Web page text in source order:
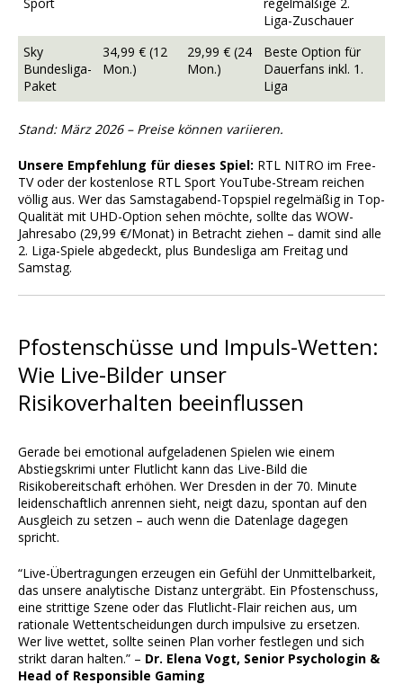
Liga-Zuschauer
Sky
Bundesliga-
Paket
34,99 € (12
Mon.)
29,99 € (24
Mon.)
Beste Option für
Dauerfans inkl. 1.
Liga
Stand: März 2026 – Preise können variieren.
Unsere Empfehlung für dieses Spiel: RTL NITRO im Free-
TV oder der kostenlose RTL Sport YouTube-Stream reichen
völlig aus. Wer das Samstagabend-Topspiel regelmäßig in Top-
Qualität mit UHD-Option sehen möchte, sollte das WOW-
Jahresabo (29,99 €/Monat) in Betracht ziehen – damit sind alle
2. Liga-Spiele abgedeckt, plus Bundesliga am Freitag und
Samstag.
Pfostenschüsse und Impuls-Wetten:
Wie Live-Bilder unser
Risikoverhalten beeinflussen
Gerade bei emotional aufgeladenen Spielen wie einem
Abstiegskrimi unter Flutlicht kann das Live-Bild die
Risikobereitschaft erhöhen. Wer Dresden in der 70. Minute
leidenschaftlich anrennen sieht, neigt dazu, spontan auf den
Ausgleich zu setzen – auch wenn die Datenlage dagegen
spricht.
“Live-Übertragungen erzeugen ein Gefühl der Unmittelbarkeit,
das unsere analytische Distanz untergräbt. Ein Pfostenschuss,
eine strittige Szene oder das Flutlicht-Flair reichen aus, um
rationale Wettentscheidungen durch impulsive zu ersetzen.
Wer live wettet, sollte seinen Plan vorher festlegen und sich
strikt daran halten.” – Dr. Elena Vogt, Senior Psychologin &
Head of Responsible Gaming